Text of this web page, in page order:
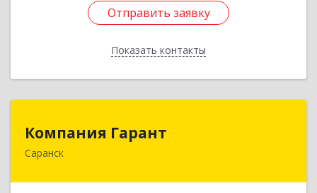
Отправить заявку
Показать контакты
Отправить заявку
Назад
Компания Гарант
Саранск